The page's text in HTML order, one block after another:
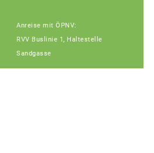
Anreise mit ÖPNV:
RVV Buslinie 1, Haltestelle
Sandgasse